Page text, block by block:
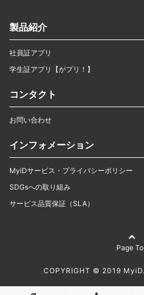
製品紹介
社員証アプリ
学生証アプリ【がプリ！】
コンタクト
お問い合わせ
インフォメーション
MyiDサービス・プライバシーポリシー
SDGsへの取り組み
サービス品質保証（SLA）
Page
COPYRIGHT © 2019